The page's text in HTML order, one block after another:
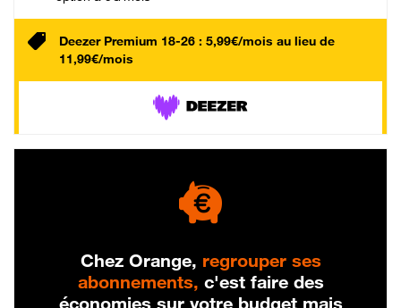
Deezer Premium 18-26 : 5,99€/mois au lieu de
11,99€/mois
Chez Orange, regrouper ses
abonnements, c'est faire des